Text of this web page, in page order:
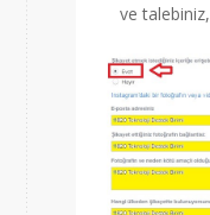
ve talebiniz,